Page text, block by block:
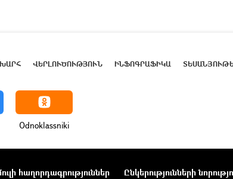
ՎԵՐԼՈՒԾՈՒԹՅՈՒՆ ԻՆՖՈԳՐԱՖԻԿԱ
Odnoklassniki
հաղորդագրություններ Ընկերությունների